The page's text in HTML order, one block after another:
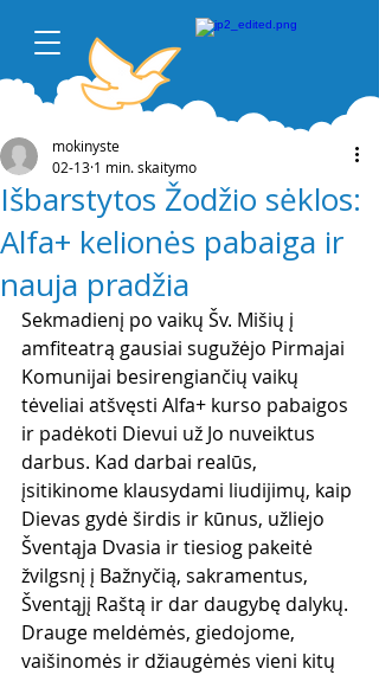
Išbarstytos Žodžio sėklos:
Alfa+ kelionės pabaiga ir
nauja pradžia
mokinyste
02-13 1 min. skaitymo
Sekmadienį po vaikų Šv. Mišių į
amfiteatrą gausiai sugužėjo Pirmajai
Komunijai besirengiančių vaikų
tėveliai atšvęsti Alfa+ kurso pabaigos
ir padėkoti Dievui už Jo nuveiktus
darbus. Kad darbai realūs,
įsitikinome klausydami liudijimų, kaip
Dievas gydė širdis ir kūnus, užliejo
Šventąja Dvasia ir tiesiog pakeitė
žvilgsnį į Bažnyčią, sakramentus,
Šventąjį Raštą ir dar daugybę dalykų.
Drauge meldėmės, giedojome,
vaišinomės ir džiaugėmės vieni kitų